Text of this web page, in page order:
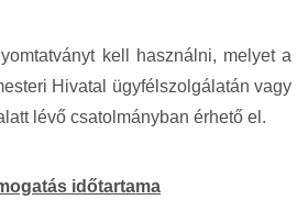
kell használni, melyet a
Hivatal ügyfélszolgálatán vagy
lévő csatolmányban érhető el.
időtartama